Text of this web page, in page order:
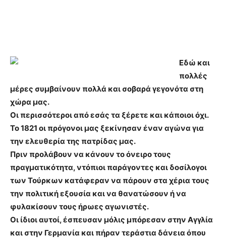
Εδώ και
πολλές
μέρες συμβαίνουν πολλά και σοβαρά γεγονότα στη
χώρα μας.
Οι περισσότεροι από εσάς τα ξέρετε και κάποιοι όχι.
Το 1821 οι πρόγονοι μας ξεκίνησαν έναν αγώνα για
την ελευθερία της πατρίδας μας.
Πριν προλάβουν να κάνουν το όνειρο τους
πραγματικότητα, ντόπιοι παράγοντες και δοσίλογοι
των Τούρκων κατάφεραν να πάρουν στα χέρια τους
την πολιτική εξουσία και να θανατώσουν ή να
φυλακίσουν τους ήρωες αγωνιστές.
Οι ίδιοι αυτοί, έσπευσαν μόλις μπόρεσαν στην Αγγλία
και στην Γερμανία και πήραν τεράστια δάνεια όπου